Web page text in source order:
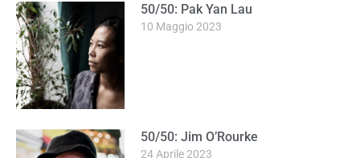
50/50: Pak Yan Lau
10 Maggio 2023
50/50: Jim O’Rourke
24 Aprile 2023